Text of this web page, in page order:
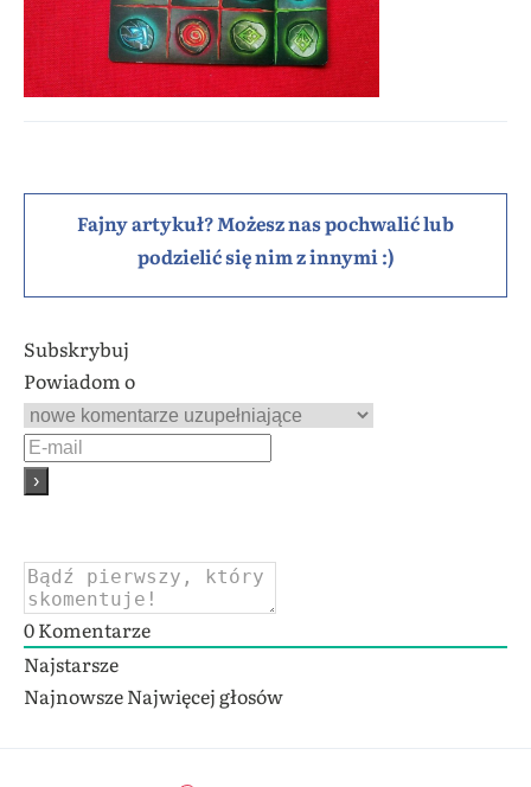
Fajny artykuł? Możesz nas pochwalić lub
podzielić się nim z innymi :)
Subskrybuj
Powiadom o
0Komentarze
Najstarsze
NajnowszeNajwięcej głosów